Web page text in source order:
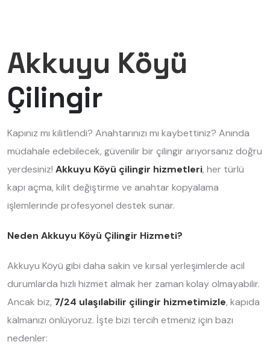
Akkuyu Köyü
Çilingir
Kapınız mı kilitlendi? Anahtarınızı mı kaybettiniz? Anında
müdahale edebilecek, güvenilir bir çilingir arıyorsanız doğru
yerdesiniz! Akkuyu Köyü çilingir hizmetleri, her türlü
kapı açma, kilit değiştirme ve anahtar kopyalama
işlemlerinde profesyonel destek sunar.
Neden Akkuyu Köyü Çilingir Hizmeti?
Akkuyu Köyü gibi daha sakin ve kırsal yerleşimlerde acil
durumlarda hızlı hizmet almak her zaman kolay olmayabilir.
Ancak biz, 7/24 ulaşılabilir çilingir hizmetimizle, kapıda
kalmanızı önlüyoruz. İşte bizi tercih etmeniz için bazı
nedenler: